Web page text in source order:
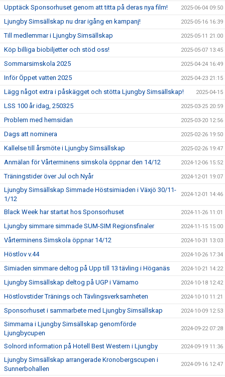
Upptäck Sponsorhuset genom att titta på deras nya film! 2025-06-04 09:50
Ljungby Simsällskap nu drar igång en kampanj! 2025-05-16 16:39
Till medlemmar i Ljungby Simsällskap 2025-05-11 21:00
Köp billiga biobiljetter och stöd oss! 2025-05-07 13:45
Sommarsimskola 2025 2025-04-24 16:49
Inför Öppet vatten 2025 2025-04-23 21:15
Lägg något extra i påskägget och stötta Ljungby Simsällskap! 2025-04-15
LSS 100 år idag, 250325 2025-03-25 20:59
Problem med hemsidan 2025-03-20 12:56
Dags att nominera 2025-02-26 19:50
Kallelse till årsmöte i Ljungby Simsällskap 2025-02-26 19:47
Anmälan för Vårterminens simskola öppnar den 14/12 2024-12-06 15:52
Träningstider över Jul och Nyår 2024-12-01 19:07
Ljungby Simsällskap Simmade Höstsimiaden i Växjö 30/11-
1/12
2024-12-01 14:46
Black Week har startat hos Sponsorhuset 2024-11-26 11:01
Ljungby simmare simmade SUM-SIM Regionsfinaler 2024-11-15 15:00
Vårterminens Simskola öppnar 14/12 2024-10-31 13:03
Höstlov v.44 2024-10-26 17:34
Simiaden simmare deltog på Upp till 13 tävling i Höganäs 2024-10-21 14:22
Ljungby Simsällskap deltog på UGP i Värnamo 2024-10-18 12:42
Höstlovstider Tränings och Tävlingsverksamheten 2024-10-10 11:21
Sponsorhuset i sammarbete med Ljungby Simsällskap 2024-10-09 12:53
Simmarna i Ljungby Simsällskap genomförde
Ljungbycupen
2024-09-22 07:28
Solnord information på Hotell Best Western i Ljungby 2024-09-19 11:36
Ljungby Simsällskap arrangerade Kronobergscupen i
Sunnerbohallen
2024-09-16 12:47